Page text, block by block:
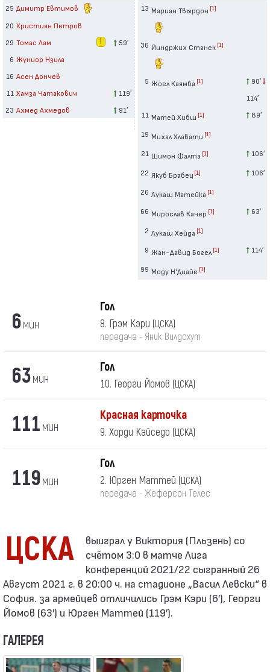
25 Димитр Евтимов
20 Християн Петров
29 Томас Лам
59′
6 Жуниор Нзила
16 Асен Дончев
11 Хамза Чатакович
119′
23 Ахмед Ахмедов 91′
13 Мариан Твырдон [1]
36 Йиндржих Станек [1]
5 Жоел Каямба [1]
90′
114′
11 Матей Хибш [1] 89′
19 Михал Хлавати [1]
21 Шимон Фалта [1] 106′
22 Якуб Брабец [1] 106′
26 Лукаш Матейка [1]
66 Мирослав Качер [1] 63′
2 Лукаш Хейда [1]
9 Жан-Давид Богел [1] 114′
99 Моду Н'Диайе [1]
6мин
Гол
8. Грэм Кэри (ЦСКА)
передача - Яник Вилдсхут
63мин
Гол
10. Георги Йомов (ЦСКА)
111 мин
Красная карточка
9. Хорди Кайседо (ЦСКА)
119мин
Гол
2. Юрген Маттей (ЦСКА)
передача - Жеферсон Телес
ЦСКА
счётом 3:0 в матче Лига
конференций 2021/22 сыгранный 26
Август 2021 г. в 20:00 ч. на стадионе „Васил Левски“ в
София. за армейцев отличились Грэм Кэри (6′), Георги
Йомов (63′) и Юрген Маттей (119′).
ГАЛЕРЕЯ